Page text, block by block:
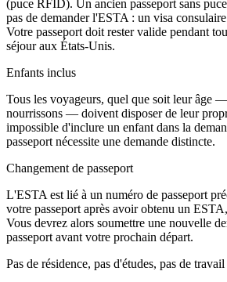
(puce RFID). Un ancien passeport sans
pas de demander l'ESTA : un visa consulaire
Votre passeport doit rester valide pendant
séjour aux États-Unis.
Enfants inclus
Tous les voyageurs, quel que soit leur âge
nourrissons — doivent disposer de leur
impossible d'inclure un enfant dans la
passeport nécessite une demande distincte.
Changement de passeport
L'ESTA est lié à un numéro de passeport
votre passeport après avoir obtenu un
Vous devrez alors soumettre une nouvelle
passeport avant votre prochain départ.
Pas de résidence, pas d'études, pas de travail